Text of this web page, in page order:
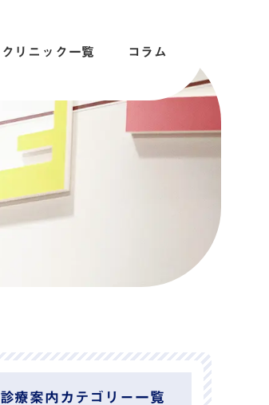
クリニック一覧 コラム
診療案内カテゴリー一覧